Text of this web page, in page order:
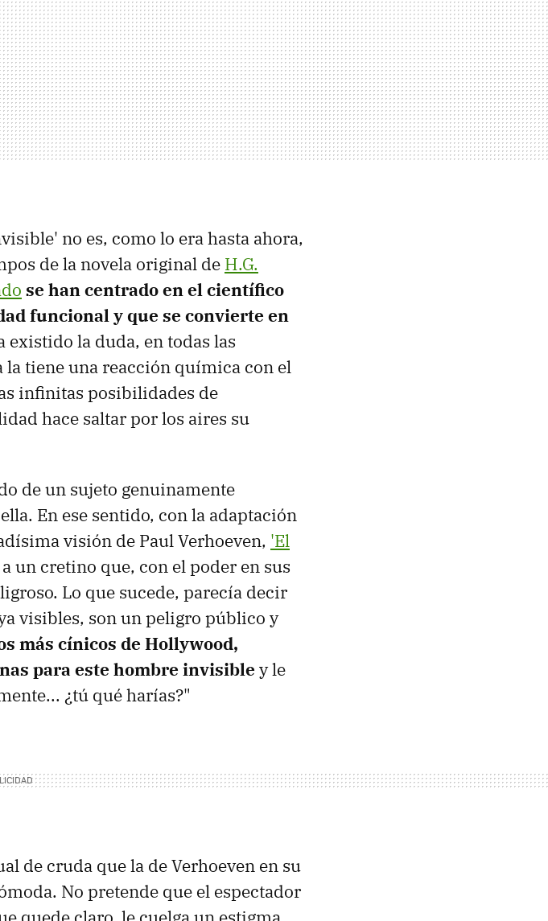
no es, como lo era hasta ahora,
de la novela original de H.G.
se han centrado en el científico
funcional y que se convierte en
existido la duda, en todas las
la tiene una reacción química con el
infinitas posibilidades de
hace saltar por los aires su
de un sujeto genuinamente
En ese sentido, con la adaptación
visión de Paul Verhoeven, 'El
un cretino que, con el poder en sus
Lo que sucede, parecía decir
visibles, son un peligro público y
más cínicos de Hollywood,
para este hombre invisible y le
¿tú qué harías?"
de cruda que la de Verhoeven en su
No pretende que el espectador